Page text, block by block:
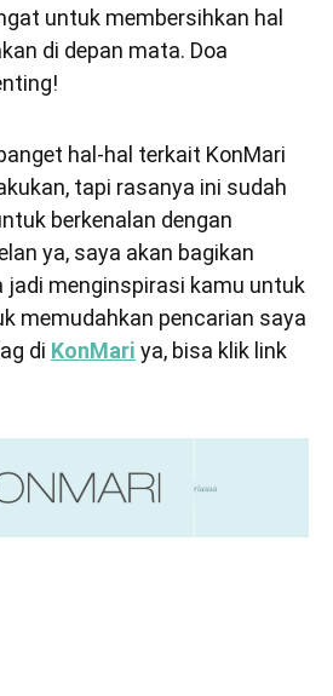
untuk membersihkan hal
di depan mata. Doa
hal-hal terkait KonMari
tapi rasanya ini sudah
berkenalan dengan
ya, saya akan bagikan
jadi menginspirasi kamu untuk
memudahkan pencarian saya
di KonMari ya, bisa klik link